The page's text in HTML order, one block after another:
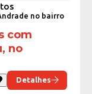
no bairro
com
no
Detalhes